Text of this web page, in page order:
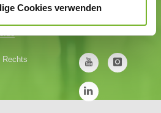
Cookies verwenden
Rechts